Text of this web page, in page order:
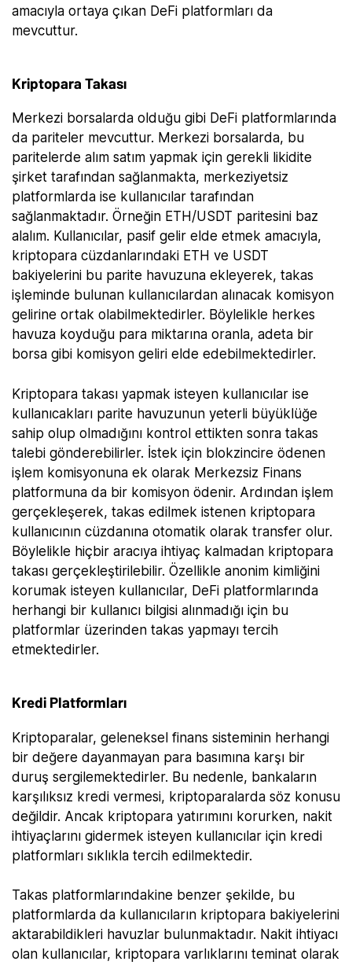
amacıyla ortaya çıkan DeFi platformları da
mevcuttur.
Kriptopara Takası
Merkezi borsalarda olduğu gibi DeFi platformlarında
da pariteler mevcuttur. Merkezi borsalarda, bu
paritelerde alım satım yapmak için gerekli likidite
şirket tarafından sağlanmakta, merkeziyetsiz
platformlarda ise kullanıcılar tarafından
sağlanmaktadır. Örneğin ETH/USDT paritesini baz
alalım. Kullanıcılar, pasif gelir elde etmek amacıyla,
kriptopara cüzdanlarındaki ETH ve USDT
bakiyelerini bu parite havuzuna ekleyerek, takas
işleminde bulunan kullanıcılardan alınacak komisyon
gelirine ortak olabilmektedirler. Böylelikle herkes
havuza koyduğu para miktarına oranla, adeta bir
borsa gibi komisyon geliri elde edebilmektedirler.
Kriptopara takası yapmak isteyen kullanıcılar ise
kullanıcakları parite havuzunun yeterli büyüklüğe
sahip olup olmadığını kontrol ettikten sonra takas
talebi gönderebilirler. İstek için blokzincire ödenen
işlem komisyonuna ek olarak Merkezsiz Finans
platformuna da bir komisyon ödenir. Ardından işlem
gerçekleşerek, takas edilmek istenen kriptopara
kullanıcının cüzdanına otomatik olarak transfer olur.
Böylelikle hiçbir aracıya ihtiyaç kalmadan kriptopara
takası gerçekleştirilebilir. Özellikle anonim kimliğini
korumak isteyen kullanıcılar, DeFi platformlarında
herhangi bir kullanıcı bilgisi alınmadığı için bu
platformlar üzerinden takas yapmayı tercih
etmektedirler.
Kredi Platformları
Kriptoparalar, geleneksel finans sisteminin herhangi
bir değere dayanmayan para basımına karşı bir
duruş sergilemektedirler. Bu nedenle, bankaların
karşılıksız kredi vermesi, kriptoparalarda söz konusu
değildir. Ancak kriptopara yatırımını korurken, nakit
ihtiyaçlarını gidermek isteyen kullanıcılar için kredi
platformları sıklıkla tercih edilmektedir.
Takas platformlarındakine benzer şekilde, bu
platformlarda da kullanıcıların kriptopara bakiyelerini
aktarabildikleri havuzlar bulunmaktadır. Nakit ihtiyacı
olan kullanıcılar, kriptopara varlıklarını teminat olarak